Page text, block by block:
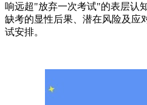
响远超"放弃一次考试"的表层认
缺考的显性后果、潜在风险及应
试安排。